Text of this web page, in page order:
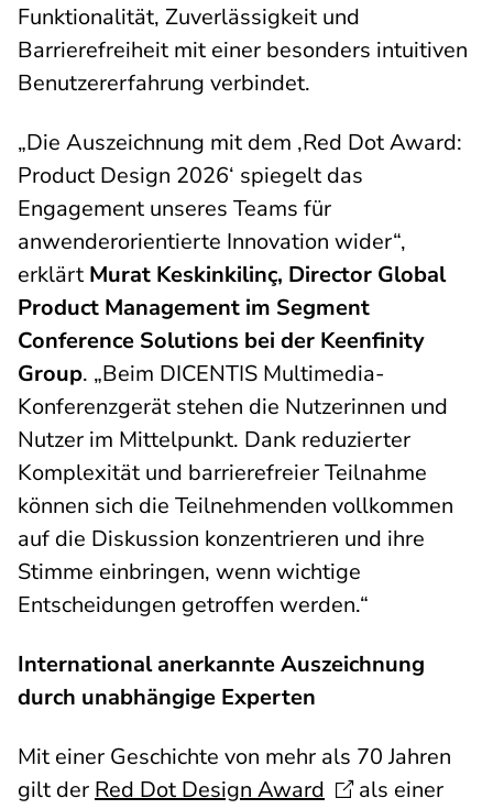
Funktionalität, Zuverlässigkeit und
Barrierefreiheit mit einer besonders intuitiven
Benutzererfahrung verbindet.
„Die Auszeichnung mit dem ‚Red Dot Award:
Product Design 2026‘ spiegelt das
Engagement unseres Teams für
anwenderorientierte Innovation wider“,
erklärt Murat Keskinkilinç, Director Global
Product Management im Segment
Conference Solutions bei der Keenfinity
Group. „Beim DICENTIS Multimedia-
Konferenzgerät stehen die Nutzerinnen und
Nutzer im Mittelpunkt. Dank reduzierter
Komplexität und barrierefreier Teilnahme
können sich die Teilnehmenden vollkommen
auf die Diskussion konzentrieren und ihre
Stimme einbringen, wenn wichtige
Entscheidungen getroffen werden.“
International anerkannte Auszeichnung
durch unabhängige Experten
Mit einer Geschichte von mehr als 70 Jahren
gilt der Red Dot Design Award
als einer